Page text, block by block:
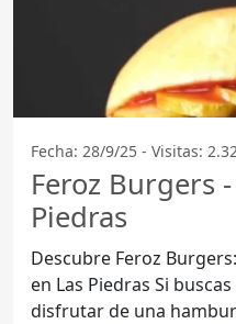
Fecha: 28/9/25 - Visitas:
Feroz Burgers
Piedras
Descubre Feroz
en Las Piedras Si buscas un lugar agradable para
disfrutar de una